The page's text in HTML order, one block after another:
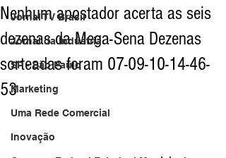
Jornal TV Brasil
Jornal da Indústria
SP - São Paulo
Marketing
Uma Rede Comercial
Inovação
Nenhum apostador acerta as seis
dezenas da Mega-Sena Dezenas
sorteadas foram 07-09-10-14-46-
53